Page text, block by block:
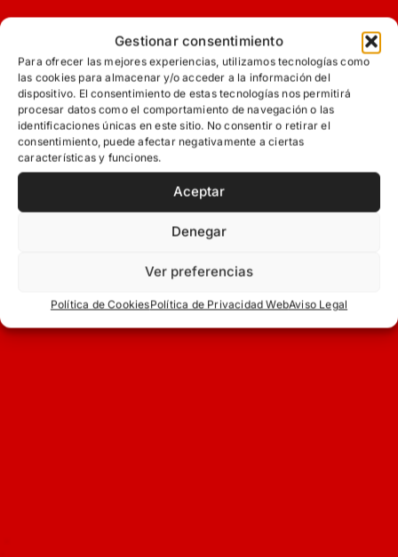
Gestionar consentimiento
Para ofrecer las mejores experiencias, utilizamos tecnologías como
las cookies para almacenar y/o acceder a la información del
dispositivo. El consentimiento de estas tecnologías nos permitirá
procesar datos como el comportamiento de navegación o las
identificaciones únicas en este sitio. No consentir o retirar el
consentimiento, puede afectar negativamente a ciertas
características y funciones.
Aceptar
Denegar
Ver preferencias
Política de CookiesPolítica de Privacidad WebAviso Legal